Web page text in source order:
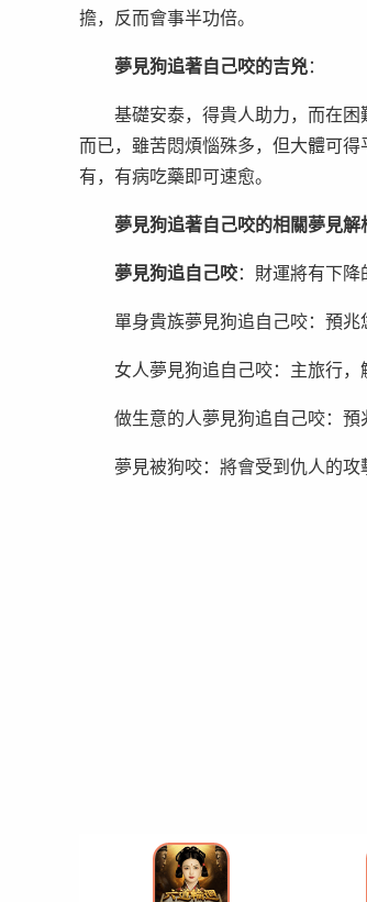
擔，反而會事半功倍。
夢見狗追著自己咬的吉兇：
基礎安泰，得貴人助力，而在困
而已，雖苦悶煩惱殊多，但大體可
有，有病吃藥即可速愈。
夢見狗追著自己咬的相關夢見解
夢見狗追自己咬：財運將有下
單身貴族夢見狗追自己咬：預兆
女人夢見狗追自己咬：主旅行，
做生意的人夢見狗追自己咬：預
夢見被狗咬：將會受到仇人的攻